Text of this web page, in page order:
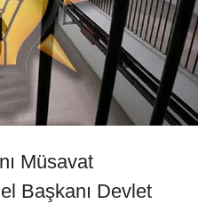
Müsavat
Başkanı Devlet